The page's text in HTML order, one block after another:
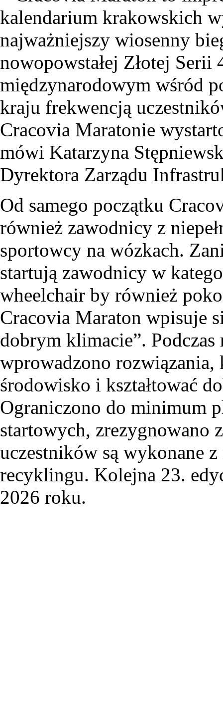
kalendarium krakowskich
najważniejszy wiosenny
nowopowstałej Złotej Serii
międzynarodowym wśród
kraju frekwencją
Cracovia Maratonie
mówi Katarzyna
Dyrektora Zarządu
Od samego początku
również zawodnicy z
sportowcy na wózkach.
startują zawodnicy w
wheelchair by również
Cracovia Maraton wpisuje
dobrym klimacie”.
wprowadzono
środowisko i kształtować
Ograniczono do minimum
startowych, zrezygnowano
uczestników są wykonane
recyklingu. Kolejna 23.
2026 roku.